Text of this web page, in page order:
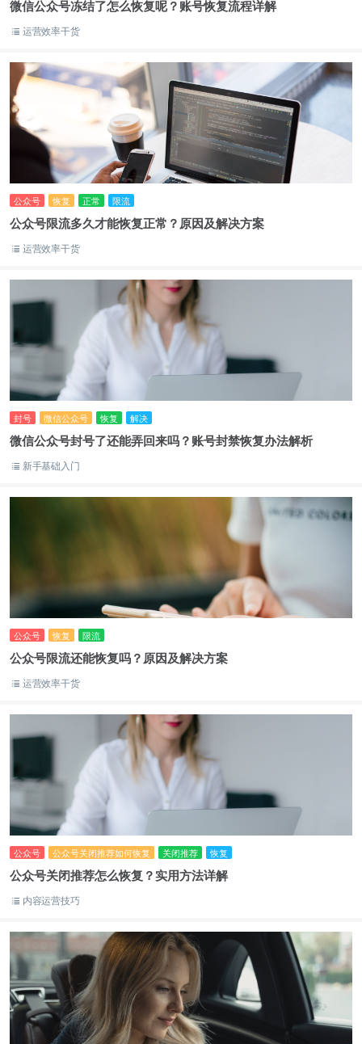
微信公众号冻结了怎么恢复呢？账号恢复流程详解
运营效率干货
公众号 恢复 正常 限流
公众号限流多久才能恢复正常？原因及解决方案
运营效率干货
封号 微信公众号 恢复 解决
微信公众号封号了还能弄回来吗？账号封禁恢复办法解析
新手基础入门
公众号 恢复 限流
公众号限流还能恢复吗？原因及解决方案
运营效率干货
公众号 公众号关闭推荐如何恢复 关闭推荐 恢复
公众号关闭推荐怎么恢复？实用方法详解
内容运营技巧